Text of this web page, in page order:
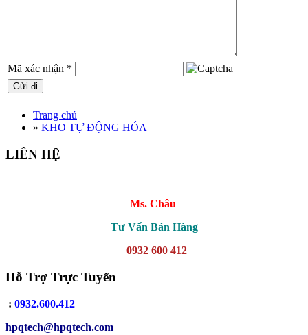
Mã xác nhận *
Trang chủ
» KHO TỰ ĐỘNG HÓA
LIÊN HỆ
Ms. Châu
Tư Vấn Bán Hàng
0932 600 412
Hỗ Trợ Trực Tuyến
: 0932.600.412
hpqtech@hpqtech.com